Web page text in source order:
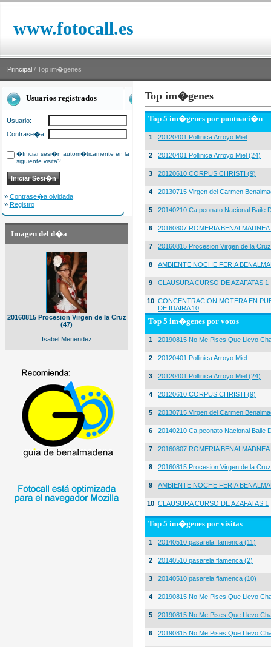
www.fotocall.es
Principal / Top im�genes
Usuarios registrados
Usuario:
Contrase�a:
�Iniciar sesi�n autom�ticamente en la
siguiente visita?
» Contrase�a olvidada
» Registro
Imagen del d�a
20160815 Procesion Virgen de la Cruz
(47)
Isabel Menendez
Top im�genes
Top 5 im�genes por puntuaci�n
1 20120401 Pollinica Arroyo Miel
2 20120401 Pollinica Arroyo Miel (24)
3 20120610 CORPUS CHRISTI (9)
4 20130715 Virgen del Carmen
5 20140210 Ca,peonato Nacional Baile
6 20160807 ROMERIA
7 20160815 Procesion Virgen de la
8 AMBIENTE NOCHE FERIA
9 CLAUSURA CURSO DE AZAFATAS 1
10 CONCENTRACION MOTERA EN
DE IDAIRA 10
Top 5 im�genes por votos
1 20190815 No Me Pises Que Llevo
2 20120401 Pollinica Arroyo Miel
3 20120401 Pollinica Arroyo Miel (24)
4 20120610 CORPUS CHRISTI (9)
5 20130715 Virgen del Carmen
6 20140210 Ca,peonato Nacional Baile
7 20160807 ROMERIA
8 20160815 Procesion Virgen de la
9 AMBIENTE NOCHE FERIA
10 CLAUSURA CURSO DE AZAFATAS 1
Top 5 im�genes por visitas
1 20140510 pasarela flamenca (11)
2 20140510 pasarela flamenca (2)
3 20140510 pasarela flamenca (10)
4 20190815 No Me Pises Que Llevo
5 20190815 No Me Pises Que Llevo
6 20190815 No Me Pises Que Llevo